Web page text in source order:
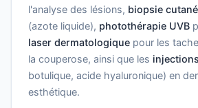
l'analyse des lésions, biopsie
(azote liquide), photothérapie UVB
laser dermatologique pour les
la couperose, ainsi que les injections
botulique, acide hyaluronique) en
esthétique.